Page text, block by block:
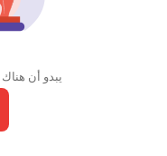
يبدو أن